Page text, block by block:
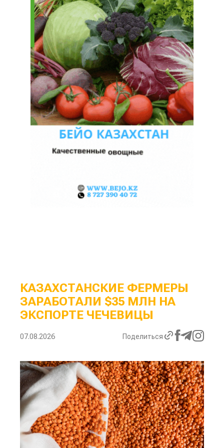
КАЗАХСТАНСКИЕ ФЕРМЕРЫ
ЗАРАБОТАЛИ $35 МЛН НА
ЭКСПОРТЕ ЧЕЧЕВИЦЫ
07.08.2026 Поделиться